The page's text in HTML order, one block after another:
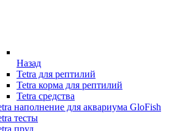
Назад
Tetra для рептилий
Tetra корма для рептилий
Tetra средства
наполнение для аквариума GloFish
тесты
пруд